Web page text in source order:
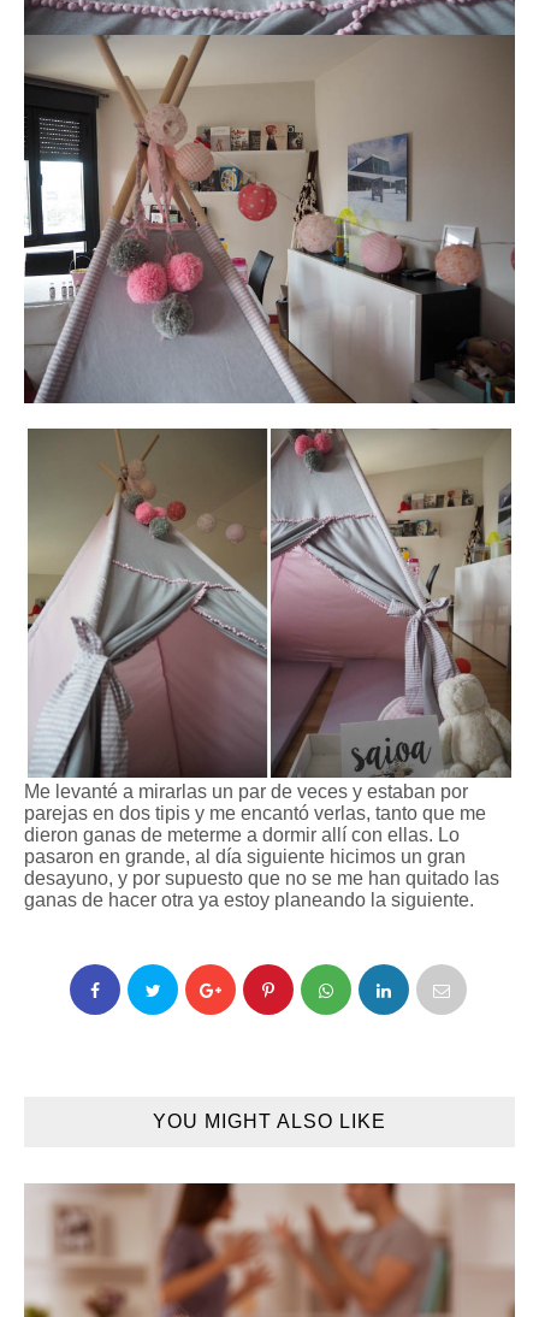
Me levanté a mirarlas un par de veces y estaban por
parejas en dos tipis y me encantó verlas, tanto que me
dieron ganas de meterme a dormir allí con ellas. Lo
pasaron en grande, al día siguiente hicimos un gran
desayuno, y por supuesto que no se me han quitado las
ganas de hacer otra ya estoy planeando la siguiente.
YOU MIGHT ALSO LIKE